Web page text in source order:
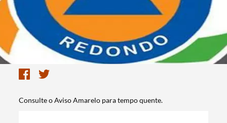
Consulte o Aviso Amarelo para tempo quente.